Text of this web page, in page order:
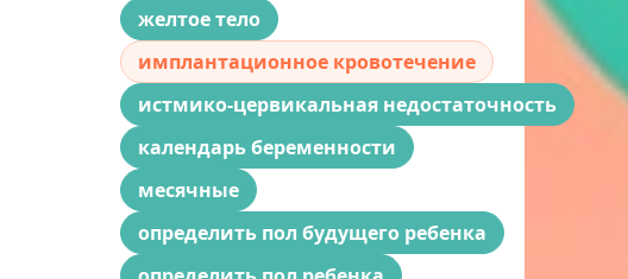
желтое тело
имплантационное кровотечение
истмико-цервикальная недостаточность
календарь беременности
месячные
определить пол будущего ребенка